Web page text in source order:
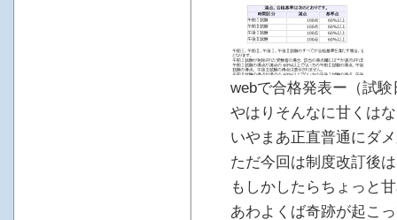
webで合格発表ー（試験
やはりそんなに甘くは
いやまあ正直普通にダ
ただ今回は制度改訂後
もしかしたらちょっと
あわよくば奇跡が起こ